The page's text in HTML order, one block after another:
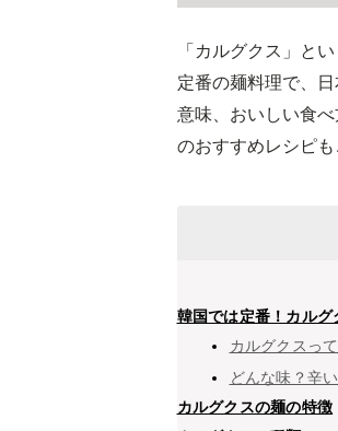
「カルグクス」と
定番の麺料理で、
意味、おいしい食
のおすすめレシピ
韓国では定番！カルグ
カルグクスっ
どんな味？辛
カルグクスの麺の特徴